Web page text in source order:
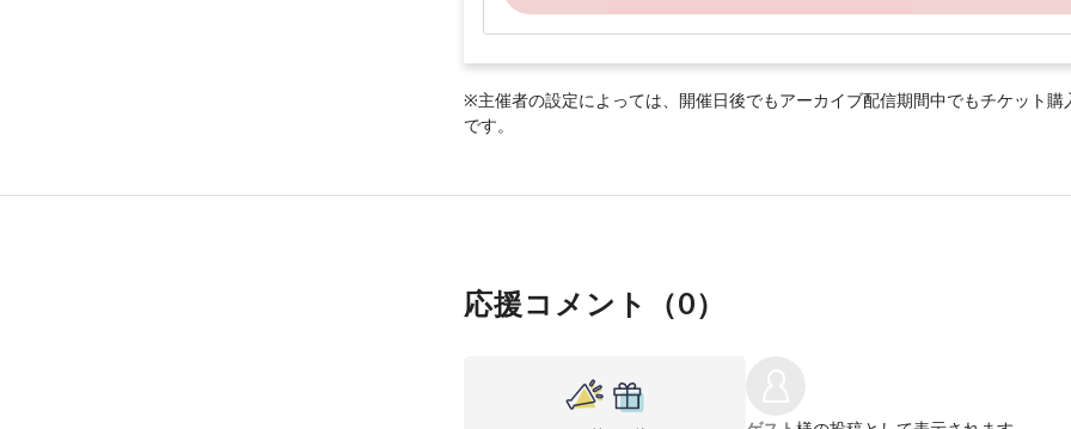
※主催者の設定によっては、開催日後でもアーカイブ配信期間中でもチケット購
です。
応援コメント（0）